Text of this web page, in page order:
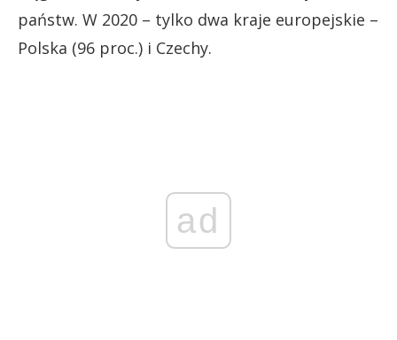
państw. W 2020 – tylko dwa kraje europejskie –
Polska (96 proc.) i Czechy.
ad